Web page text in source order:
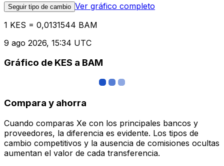
Seguir tipo de cambio Ver gráfico completo
1 KES = 0,0131544 BAM
9 ago 2026, 15:34 UTC
Gráfico de KES a BAM
Compara y ahorra
Cuando comparas Xe con los principales bancos y
proveedores, la diferencia es evidente. Los tipos de
cambio competitivos y la ausencia de comisiones ocultas
aumentan el valor de cada transferencia.